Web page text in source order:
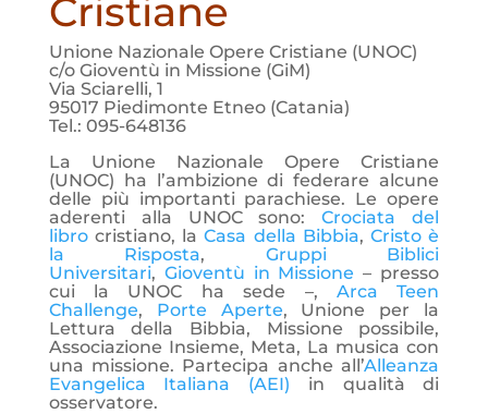
Cristiane
Unione Nazionale Opere Cristiane (UNOC)
c/o Gioventù in Missione (GiM)
Via Sciarelli, 1
95017 Piedimonte Etneo (Catania)
Tel.: 095-648136
La Unione Nazionale Opere Cristiane
(UNOC) ha l’ambizione di federare alcune
delle più importanti parachiese. Le opere
aderenti alla UNOC sono:Crociata del
librocristiano, laCasa della Bibbia,Cristo è
la Risposta, Gruppi Biblici
Universitari, Gioventù in Missione – presso
cui la UNOC ha sede –, Arca Teen
Challenge, Porte Aperte, Unione per la
Lettura della Bibbia, Missione possibile,
Associazione Insieme, Meta, La musica con
una missione. Partecipa anche all’Alleanza
Evangelica Italiana (AEI) in qualità di
osservatore.